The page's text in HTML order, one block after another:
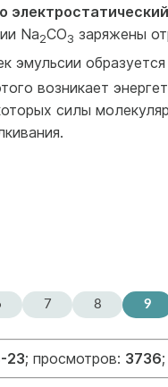
Na2СО3 заряжены
эмульсии
возникает
силы
7 8 9
23; просмотров: 3736;